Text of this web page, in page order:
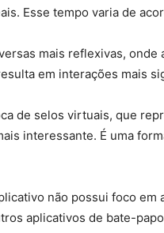
Esse tempo varia de
mais reflexivas,
em interações mais
de selos virtuais, que
interessante. É uma
não possui foco em
aplicativos de bate-